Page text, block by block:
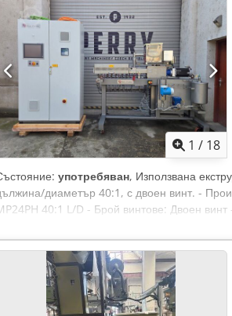
1 / 18
употребяван, Използвана
диаметър 40:1, с двоен винт. -
40:1 L/D - Брой винтове: Двоен
винта: 0 - 600 об./мин. - Мощност на
температура: 200°C - Номинална
Едночастен цилиндър, разделен
елементи от патрон тип - Охлаждане:
- Сензорен HMI интерфейс, интегриран в
един винт - Система за подаване на